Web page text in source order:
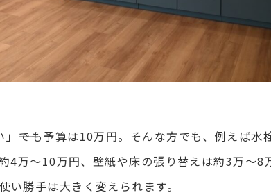
――でも予算は10万円。そんな方でも、例えば水
万〜10万円、壁紙や床の張り替えは約3万〜8
勝手は大きく変えられます。